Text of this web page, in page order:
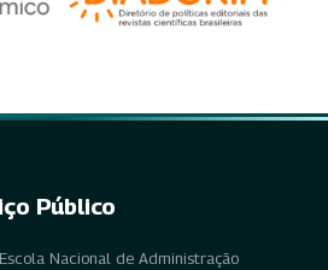
Público
Nacional de Administração